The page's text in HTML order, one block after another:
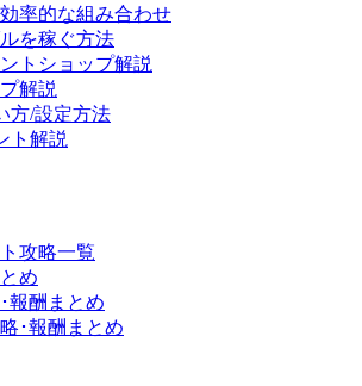
率的な組み合わせ
を稼ぐ方法
トショップ解説
解説
方/設定方法
ト解説
攻略一覧
め
報酬まとめ
･報酬まとめ